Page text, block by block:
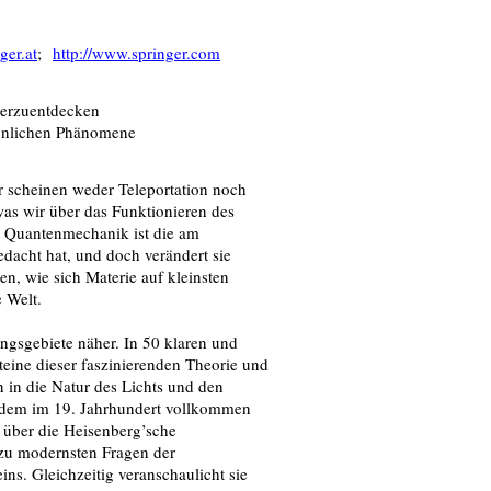
; http://www.springer.com
Phänomene
weder Teleportation noch
wir über das Funktionieren des
ist die am
hat, und doch verändert sie
wie sich Materie auf kleinsten
Welt.
näher. In 50 klaren und
dieser faszinierenden Theorie und
in die Natur des Lichts und den
im 19. Jahrhundert vollkommen
die Heisenberg’sche
modernsten Fragen der
Gleichzeitig veranschaulicht sie